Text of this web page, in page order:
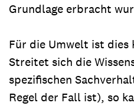
Grundlage erbracht
Für die Umwelt ist dies
Streitet sich die
spezifischen
Regel der Fall ist), so